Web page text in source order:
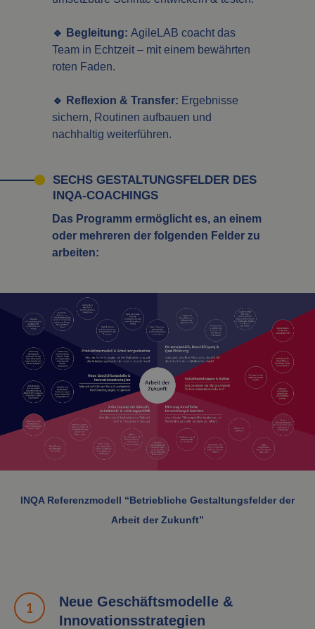
🔹 Begleitung: AgileLAB coacht das
Team in Echtzeit – mit einem bewährten
roten Faden.
🔹 Reflexion & Transfer: Ergebnisse
sichern, Routinen aufbauen und
nachhaltig weiterführen.
SECHS GESTALTUNGSFELDER DES
INQA-COACHINGS
Das Programm ermöglicht es, an einem
oder mehreren der folgenden Felder zu
arbeiten:
INQA Referenzmodell “Betriebliche Gestaltungsfelder der
Arbeit der Zukunft”
Neue Geschäftsmodelle &
Innovationsstrategien